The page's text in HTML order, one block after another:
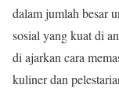
dalam jumlah besar
sosial yang kuat di
di ajarkan cara
kuliner dan